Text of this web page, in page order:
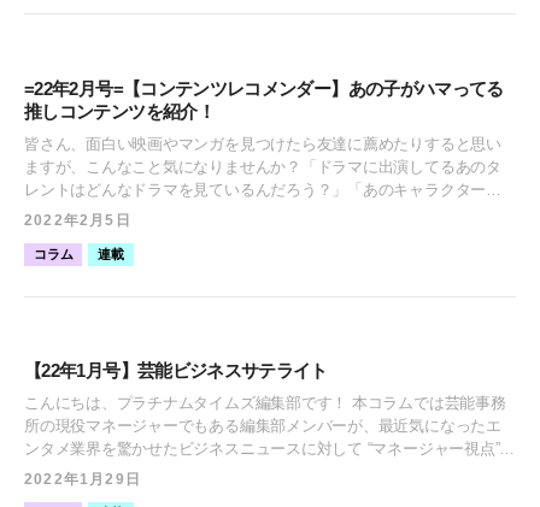
col_border="#88C1F2" col="#cee0f0" type="thinking" border="on"
icon_shape="circle"]私がハマっているのは “ラジオ" です！芸人さんや
タレントさんのタイムリーな情報やテレビ収録の裏側の話など、ラジ
オでしか聴けないコンテンツが盛り沢山です！ 1日1つは必ず聴いてる
程ラジオ好きなのですが、その中でも私が皆さんにおすすめしたいの
は『フワちゃんのオールナイトニッポンX』です！！ この間、プライ
ストで登場した回があり、ただただ3人でひたすら楽しんでいる様子が
ました。笑 メイク中やお風呂のときにも作業をしながら気軽に聴ける
『radiko』というアプリから簡単に聴けるので、是非聴いてみてくださ
い！！[/ふきだし] “あのん レコメンド”『満州が舞台のサスペンスマン
ガ！』 あのん 2002年2月5日生まれ、大阪府出身。 モデル。「K-1ガー
ルズ2020」キャプテンや、ECモデルとしても活躍。趣味はスノーボー
https://twitter.com/magazine_young/status/1292996674168791051 [ふき
調にコンテンツ視聴習慣として定着してきているTVerの現状と今後の
むことがあり、そういったような特集ではTVer側から各局に企画を持
ち込んで実現することが多いそうです。[/ふきだし] ▼引用：TVer特集
「このローカル番組がおもしろい！2022」 [ふきだし
icon="https://platinum-times.com/wp-content/uploads/2021/11/新保
２.png" align="right" name="新保Mg" col_border="#FD9A8B" col="#fff"
type="speaking" border="on" icon_shape="circle"]今はローカル番組も含
め、約400番組も配信しているそうです。少し古いデータですが、2020
年の1年間では全国ネットと地方局を含めた全てのバラエティ番組の中
で、ランキング3位の再生回数を記録したのはローカル番組の『相席食
name="古川Mg" col_border="#88C1F2" col="#fff" type="speaking"
border="on" icon_shape="circle"]記事内にも「芸人さんが「今のは
『TVer』のサムネ(サムネイル画像)になる」と発言されていたり」とあ
りましたが、出演者がTVerを意識することも増えてきていますね。マ
ネージャーとしても、担当タレントにそこまで知名度の無い番組出演
や競馬予想など数多くある趣味の中でも、映画鑑賞は1日1本観るほど
好き。 バレンタインデーに家族や恋人と観たい映画 “第３位”自分の背
中を押してくれる幸せな群像劇『バレンタインデー』 [ふきだし
icon="https://platinum-times.com/wp-content/uploads/2021/12/図1-
e1639761423249.png" align="left" name="羽鳥早紀"
col_border="#b82a14" col="#fff" type="thinking" border="on"
icon_shape="circle"]バレンタインデーのロサンゼルスを舞台に、色ん
な愛の形があることを教えてくれる恋愛群像劇。ゲイリー・マーシャ
な気持ちにさせてくれます。そもそもバレンタインデーは日本だと、
を比較するのも面白いのですが、この映画は「バレンタインデーなん
中を押したくなる気持ちにさせてくれるから不思議です。正直、日本
のバレンタインデーは女性の負担が大きいと思う派なので、最初のシ
ーンで男性に起きがけにプロポーズされるところは羨ましかったで
す！(笑)映画『ラブ・アクチュアリー』のように群像劇で、様々な人物
の恋愛事情が観られるので、恋人同士では勿論、家族や友達、お一人
=22年2月号=【コンテンツレコメンダー】あの子がハマってる
推しコンテンツを紹介！
皆さん、面白い映画やマンガを見つけたら友達に薦めたりすると思い
ますが、こんなこと気になりませんか？「ドラマに出演してるあのタ
レントはどんなドラマを見ているんだろう？」「あのキャラクターを
演じている声優は普段どんなマンガを読んでいるんだろう？」 気にな
『コンテンツレコメンダー』と題して、所属のタレントたちがハマっ
蓼沼優衣、中原弘貴、鶴田美月がレコメンドするコンテンツを紹介！
ろ） 2002年6月29日生まれ、神奈川県出身。 恋リア5人組ガールズユニ
ット「Five emotion」メンバー。フジテレビ「ワイドナショー」のワイ
ドナティーンや日本テレビ「超無敵クラス」にレギュラー出演中。ま
た今月2月18日(金)には、主演映画『真・事故物件/本当に怖い住民た
ンネル「バウンスチャンネル」】 https://www.youtube.com/watch?
2022年2月5日
コラム 連載
【22年1月号】芸能ビジネスサテライト
こんにちは、プラチナムタイムズ編集部です！ 本コラムでは芸能事務
所の現役マネージャーでもある編集部メンバーが、最近気になったエ
ンタメ業界を驚かせたビジネスニュースに対して “マネージャー視点”
で取り上げる対談企画です。2022年はどんな驚くニュースが舞い込ん
2022年1月29日